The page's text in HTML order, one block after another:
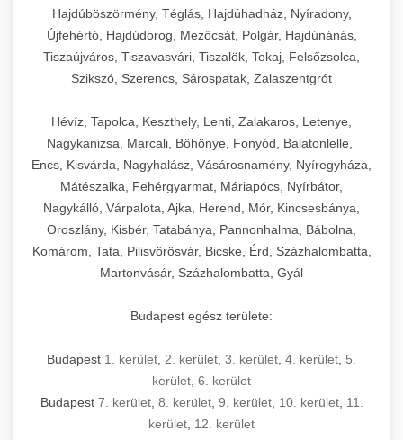
Hajdúböszörmény, Téglás, Hajdúhadház, Nyíradony,
Újfehértó, Hajdúdorog, Mezőcsát, Polgár, Hajdúnánás,
Tiszaújváros, Tiszavasvári, Tiszalök, Tokaj, Felsőzsolca,
Szikszó, Szerencs, Sárospatak, Zalaszentgrót
Hévíz, Tapolca, Keszthely, Lenti, Zalakaros, Letenye,
Nagykanizsa, Marcali, Böhönye, Fonyód, Balatonlelle,
Encs, Kisvárda, Nagyhalász, Vásárosnamény, Nyíregyháza,
Mátészalka, Fehérgyarmat, Máriapócs, Nyírbátor,
Nagykálló, Várpalota, Ajka, Herend, Mór, Kincsesbánya,
Oroszlány, Kisbér, Tatabánya, Pannonhalma, Bábolna,
Komárom, Tata, Pilisvörösvár, Bicske, Érd, Százhalombatta,
Martonvásár, Százhalombatta, Gyál
Budapest egész területe:
Budapest 1. kerület 2. kerület 3. kerület 4. kerület 5.
kerület 6. kerület
Budapest 7. kerület, 8. kerület, 9. kerület, 10. kerület, 11.
kerület 12. kerület